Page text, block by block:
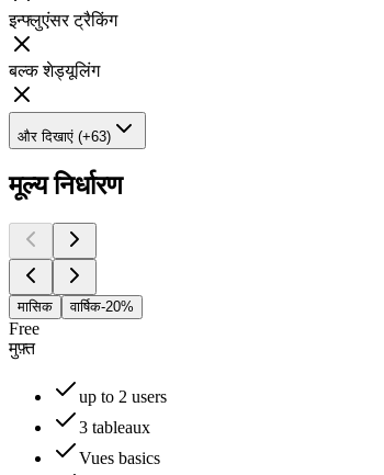
इन्फ्लुएंसर ट्रैकिंग
बल्क शेड्यूलिंग
और दिखाएं (+63)
मूल्य निर्धारण
मासिक वार्षिक-20%
Free
मुफ़्त
up to 2 users
3 tableaux
Vues basics